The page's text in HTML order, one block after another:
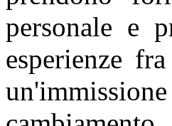
personale e
esperienze